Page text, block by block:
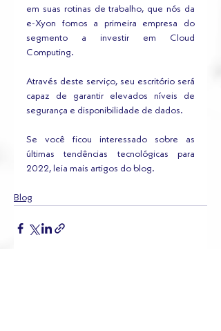
em suas rotinas de trabalho, que nós da
e-Xyon fomos a primeira empresa do
segmento a investir em Cloud
Computing.
Através deste serviço, seu escritório será
capaz de garantir elevados níveis de
segurança e disponibilidade de dados.
Se você ficou interessado sobre as
últimas tendências tecnológicas para
2022, leia mais artigos do blog.
Blog